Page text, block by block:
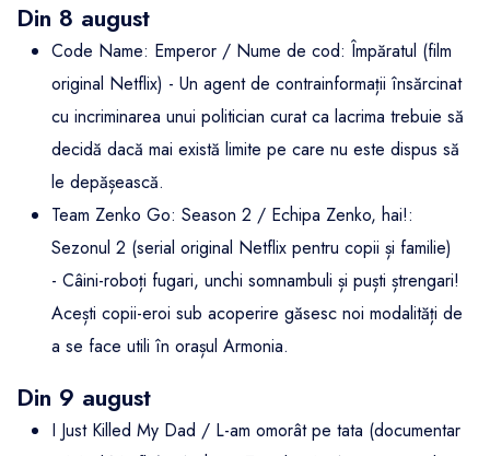
Din 8 august
Code Name: Emperor / Nume de cod: Împăratul (film
original Netflix) - Un agent de contrainformații însărcinat
cu incriminarea unui politician curat ca lacrima trebuie să
decidă dacă mai există limite pe care nu este dispus să
le depășească.
Team Zenko Go: Season 2 / Echipa Zenko, hai!:
Sezonul 2 (serial original Netflix pentru copii și familie)
- Câini-roboți fugari, unchi somnambuli și puști ștrengari!
Acești copii-eroi sub acoperire găsesc noi modalități de
a se face utili în orașul Armonia.
Din 9 august
I Just Killed My Dad / L-am omorât pe tata (documentar